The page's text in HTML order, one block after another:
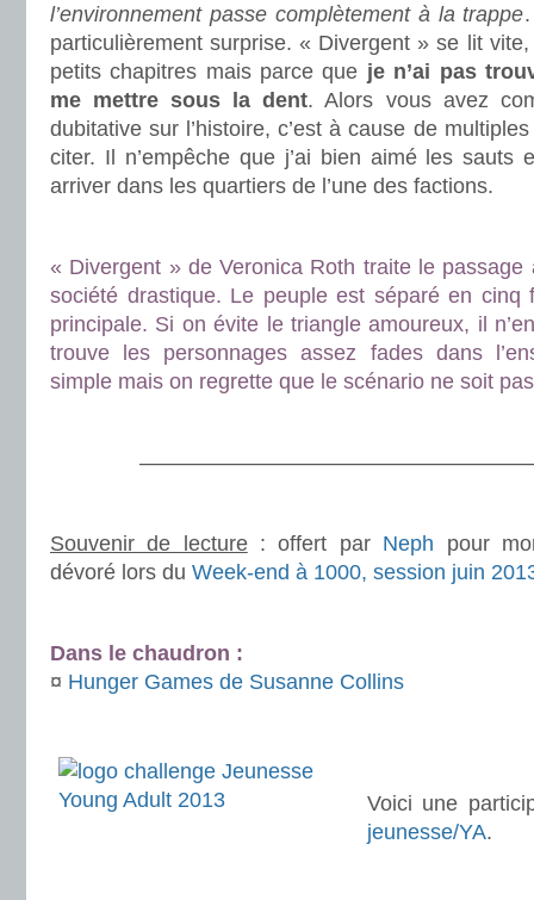
l’environnement passe complètement à la trappe
particulièrement surprise. « Divergent » se lit
petits chapitres mais parce que je n’ai pas
me mettre sous la dent. Alors vous avez
dubitative sur l’histoire, c’est à cause de
citer. Il n’empêche que j’ai bien aimé les sauts
arriver dans les quartiers de l’une des factions.
« Divergent » de Veronica Roth traite le
société drastique. Le peuple est séparé en cinq
principale. Si on évite le triangle amoureux, il
trouve les personnages assez fades dans
simple mais on regrette que le scénario ne soit
Souvenir de lecture: offert par Neph pour
dévoré lors du Week-end à 1000, session juin
Dans le chaudron :
¤ Hunger Games de Susanne Collins
Voici une
jeunesse/YA.